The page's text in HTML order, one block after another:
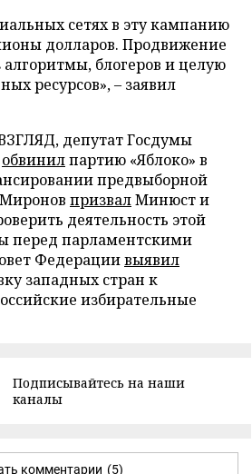
сетях в эту кампанию
долларов. Продвижение
блогеров и целую
ресурсов», – заявил
депутат Госдумы
обвинилпартию «Яблоко» в
предвыборной
призвалМинюст и
деятельность этой
перед парламентскими
Федерациивыявил
западных стран к
избирательные
Подписывайтесь на наши
каналы
комментарии (5)